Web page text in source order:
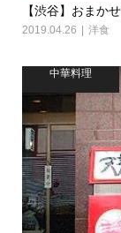
【渋谷】おまか
2019.04.26 洋食
中華料理